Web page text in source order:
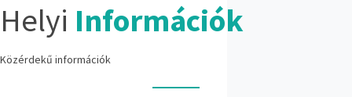
Helyi Információk
Közérdekű információk